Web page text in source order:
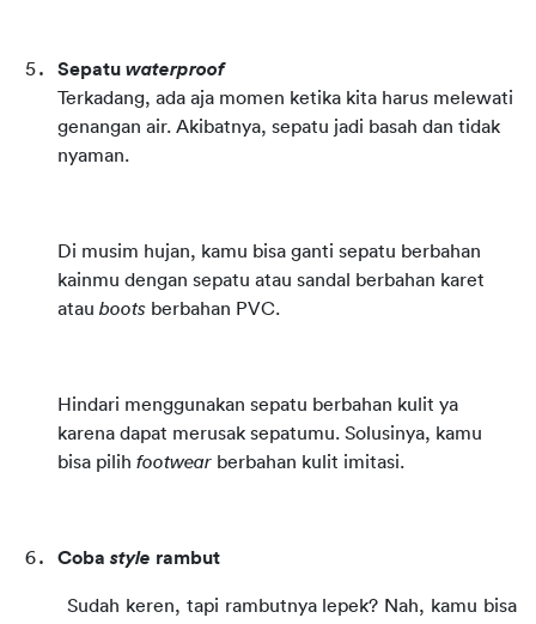
Sepatu waterproof
Terkadang, ada aja momen ketika kita harus melewati
genangan air. Akibatnya, sepatu jadi basah dan tidak
nyaman.
Di musim hujan, kamu bisa ganti sepatu berbahan
kainmu dengan sepatu atau sandal berbahan karet
atau boots berbahan PVC.
Hindari menggunakan sepatu berbahan kulit ya
karena dapat merusak sepatumu. Solusinya, kamu
bisa pilih footwear berbahan kulit imitasi.
Coba style rambut
Sudah keren, tapi rambutnya lepek? Nah, kamu bisa